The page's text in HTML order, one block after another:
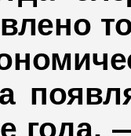
года,